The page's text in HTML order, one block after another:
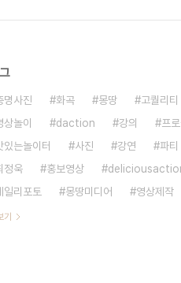
명사진 화곡 몽땅 고퀄리티
상놀이
daction 강의 프
있는놀이터
사진 강연 파티
정욱
홍보영상
일리포토
몽땅미디어 영상제작
기